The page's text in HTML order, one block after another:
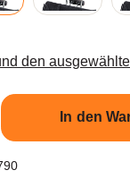
den
gewünschten
In den